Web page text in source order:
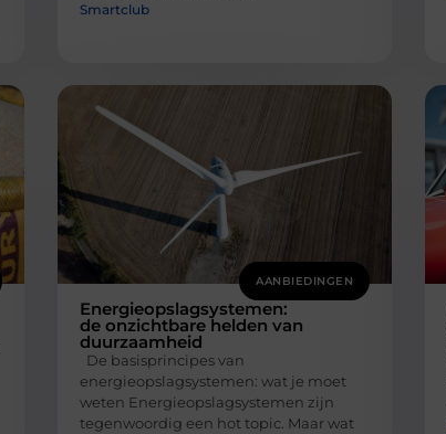
Smartclub
AANBIEDINGEN
Energieopslagsystemen:
de onzichtbare helden van
duurzaamheid
De basisprincipes van
energieopslagsystemen: wat je moet
weten Energieopslagsystemen zijn
tegenwoordig een hot topic. Maar wat